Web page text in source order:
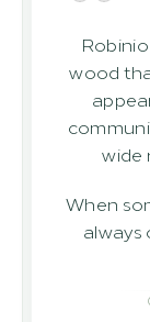
wood
wide
When
always